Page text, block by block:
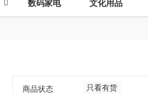
数码家电 文化用品
商品状态 只看有货